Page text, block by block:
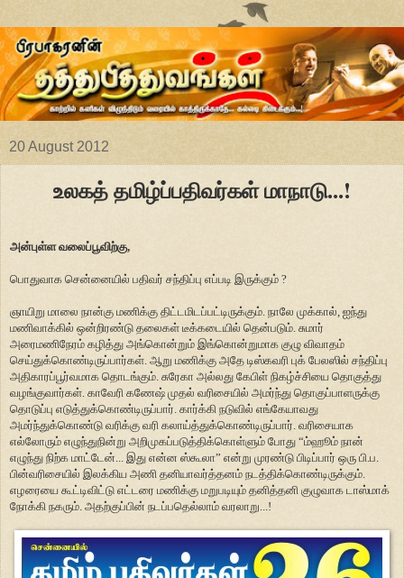
20 August 2012
உலகத் தமிழ்ப்பதிவர்கள் மாநாடு...!
அன்புள்ள வலைப்பூவிற்கு,
பொதுவாக சென்னையில் பதிவர் சந்திப்பு எப்படி இருக்கும் ?
ஞாயிறு மாலை நான்கு மணிக்கு திட்டமிடப்பட்டிருக்கும். நாலே முக்கால், ஐந்து
மணிவாக்கில் ஒன்றிரண்டு தலைகள் டீக்கடையில் தென்படும். சுமார்
அரைமணிநேரம் கழித்து அங்கொன்றும் இங்கொன்றுமாக குழு விவாதம்
செய்துக்கொண்டிருப்பார்கள். ஆறு மணிக்கு அதே டிஸ்கவரி புக் பேலஸில் சந்திப்பு
அதிகாரப்பூர்வமாக தொடங்கும். சுரேகா அல்லது கேபிள் நிகழ்ச்சியை தொகுத்து
வழங்குவார்கள். காவேரி கணேஷ் முதல் வரிசையில் அமர்ந்து தொகுப்பாளருக்கு
தொடுப்பு எடுத்துக்கொண்டிருப்பார். கார்க்கி நடுவில் எங்கேயாவது
அமர்ந்துக்கொண்டு வரிக்கு வரி கலாய்த்துக்கொண்டிருப்பார். வரிசையாக
எல்லோரும் எழுந்துநின்று அறிமுகப்படுத்திக்கொள்ளும் போது “ம்ஹூம் நான்
எழுந்து நிற்க மாட்டேன்... இது என்ன ஸ்கூலா” என்று முரண்டு பிடிப்பார் ஒரு பி.ப.
பின்வரிசையில் இலக்கிய அணி தனியாவர்த்தனம் நடத்திக்கொண்டிருக்கும்.
எழரையை கூட்டிவிட்டு எட்டரை மணிக்கு மறுபடியும் தனித்தனி குழுவாக டாஸ்மாக்
நோக்கி நகரும். அதற்குப்பின் நடப்பதெல்லாம் வரலாறு...!